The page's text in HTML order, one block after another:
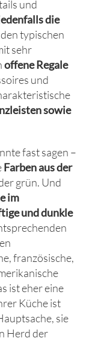
und
die
typischen
sehr
offene Regale
und
sowie
fast sagen –
Farben aus der
grün. Und
im
und dunkle
französische,
ist eher eine
Küche ist
sie
Herd der